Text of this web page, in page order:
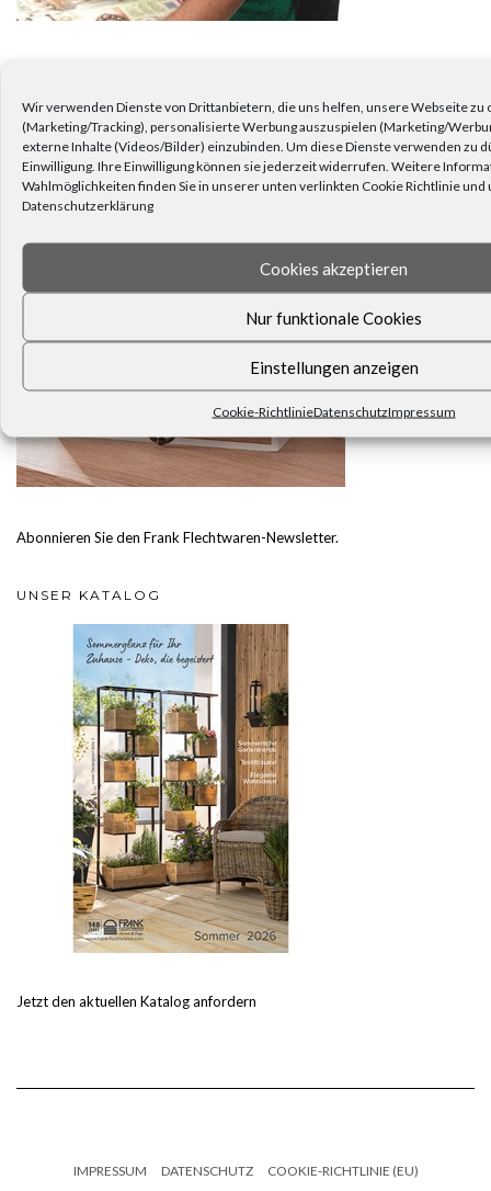
Wir verwenden Dienste von Drittanbietern, die uns helfen, unsere Webseite zu
(Marketing/Tracking), personalisierte Werbung auszuspielen (Marketing/
externe Inhalte (Videos/Bilder) einzubinden. Um diese Dienste verwenden zu
Einwilligung. Ihre Einwilligung können sie jederzeit widerrufen. Weitere
Wahlmöglichkeiten finden Sie in unserer unten verlinkten Cookie Richtlinie und
Datenschutzerklärung
Cookies akzeptieren
Nur funktionale Cookies
Einstellungen anzeigen
Cookie-RichtlinieDatenschutzImpressum
KEINE NEUIGKEITEN VERPASSEN!
Abonnieren Sie den Frank Flechtwaren-Newsletter.
UNSER KATALOG
Jetzt den aktuellen Katalog anfordern
IMPRESSUM DATENSCHUTZ COOKIE-RICHTLINIE (EU)